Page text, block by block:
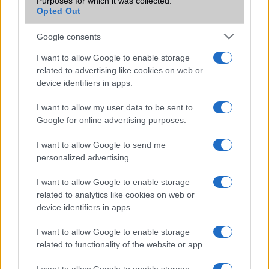
Opted Out
Google consents
I want to allow Google to enable storage
related to advertising like cookies on web or
device identifiers in apps.
I want to allow my user data to be sent to
Google for online advertising purposes.
I want to allow Google to send me
personalized advertising.
I want to allow Google to enable storage
related to analytics like cookies on web or
device identifiers in apps.
I want to allow Google to enable storage
related to functionality of the website or app.
Sony: itt a Timescape vége
Sony Xperia Z: videó duplázás
Megjelent a Sony Xperia Tablet Z
Garanciában cserélik a törött Sony kijelzőket
További hírek
LEGOLVASOTTABBAK
Számos népszerű Samsung Galaxy készülék kimarad a One
UI 9 frissítésből – itt a lista az érintett modellekről
iPhone 18 bemutató dátum - ekkor rántja le a leplet az
Apple az új csúcsmobilokról